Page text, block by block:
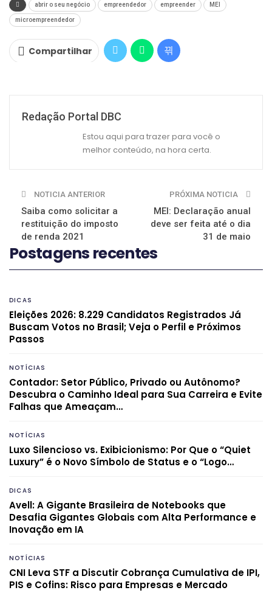
abrir o seu negócio empreendedor empreender MEI
microempreendedor
Compartilhar
Redação Portal DBC
Estou aqui para trazer para você o
melhor conteúdo, na hora certa.
NOTICIA ANTERIOR
Saiba como solicitar a
restituição do imposto
de renda 2021
PRÓXIMA NOTICIA
MEI: Declaração anual
deve ser feita até o dia
31 de maio
Postagens recentes
DICAS
Eleições 2026: 8.229 Candidatos Registrados Já
Buscam Votos no Brasil; Veja o Perfil e Próximos
Passos
NOTÍCIAS
Contador: Setor Público, Privado ou Autônomo?
Descubra o Caminho Ideal para Sua Carreira e Evite
Falhas que Ameaçam…
NOTÍCIAS
Luxo Silencioso vs. Exibicionismo: Por Que o “Quiet
Luxury” é o Novo Símbolo de Status e o “Logo…
DICAS
Avell: A Gigante Brasileira de Notebooks que
Desafia Gigantes Globais com Alta Performance e
Inovação em IA
NOTÍCIAS
CNI Leva STF a Discutir Cobrança Cumulativa de IPI,
PIS e Cofins: Risco para Empresas e Mercado